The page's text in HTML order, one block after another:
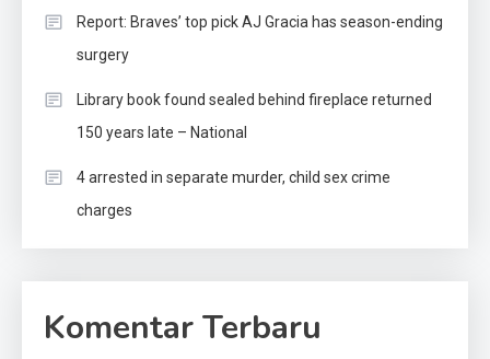
Report: Braves’ top pick AJ Gracia has season-ending
surgery
Library book found sealed behind fireplace returned
150 years late – National
4 arrested in separate murder, child sex crime
charges
Komentar Terbaru